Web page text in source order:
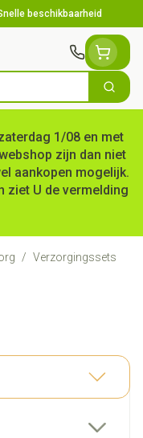
beschikbaarheid
Zoek
1/08 en met
zijn dan niet
aankopen mogelijk.
ziet U de vermelding
/ Verzorgingssets